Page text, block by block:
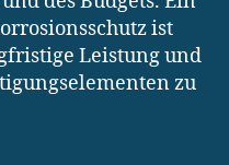
ist
Leistung und
zu